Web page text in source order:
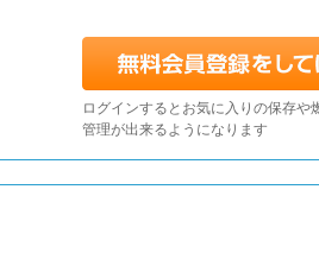
ログインするとお気に入りの保存や
管理が出来るようになります